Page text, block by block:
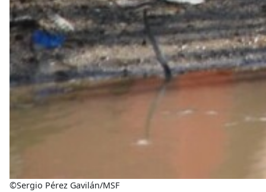
©Sergio Pérez Gavilán/MSF